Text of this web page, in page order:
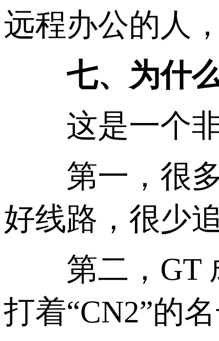
远程办公的人
七、为什么
这是一个非
第一，很多
好线路，很少
第二，GT 成
打着“CN2”的